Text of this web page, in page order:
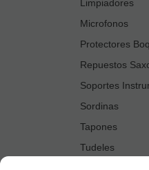
Limpiadores
Microfonos
Protectores
Repuestos
Soportes
Sordinas
Tapones
Tudeles